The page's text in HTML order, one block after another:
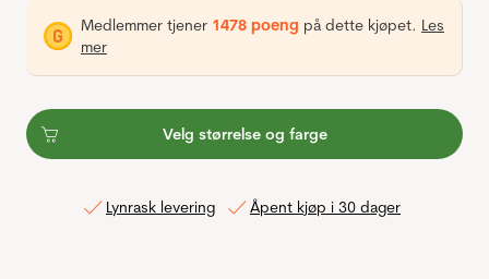
Medlemmer tjener 1478 poeng på dette kjøpet. Les
mer
Velg størrelse og farge
Lynrask levering Åpent kjøp i 30 dager